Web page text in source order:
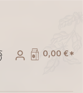
0,00 €*